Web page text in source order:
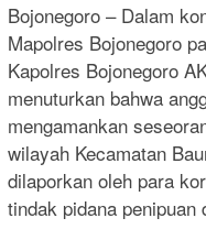
Bojonegoro – Dalam
Mapolres Bojonegoro
Kapolres Bojonegoro
menuturkan bahwa
mengamankan
wilayah Kecamatan
dilaporkan oleh para
tindak pidana penipuan